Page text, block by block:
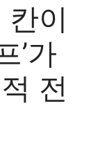
이
’가
전